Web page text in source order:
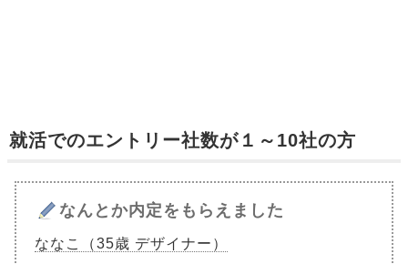
就活でのエントリー社数が１～10社の方
なんとか内定をもらえました
ななこ（35歳 デザイナー）